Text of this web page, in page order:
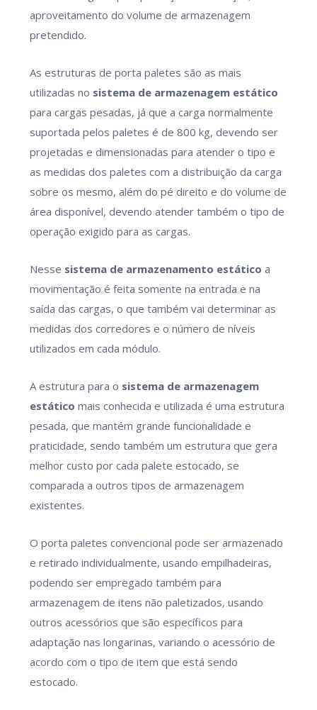
aproveitamento do volume de armazenagem
pretendido.
As estruturas de porta paletes são as mais
utilizadas no sistema de armazenagem estático
para cargas pesadas, já que a carga normalmente
suportada pelos paletes é de 800 kg, devendo ser
projetadas e dimensionadas para atender o tipo e
as medidas dos paletes com a distribuição da carga
sobre os mesmo, além do pé direito e do volume de
área disponível, devendo atender também o tipo de
operação exigido para as cargas.
Nesse sistema de armazenamento estático a
movimentação é feita somente na entrada e na
saída das cargas, o que também vai determinar as
medidas dos corredores e o número de níveis
utilizados em cada módulo.
A estrutura para o sistema de armazenagem
estático mais conhecida e utilizada é uma estrutura
pesada, que mantém grande funcionalidade e
praticidade, sendo também um estrutura que gera
melhor custo por cada palete estocado, se
comparada a outros tipos de armazenagem
existentes.
O porta paletes convencional pode ser armazenado
e retirado individualmente, usando empilhadeiras,
podendo ser empregado também para
armazenagem de itens não paletizados, usando
outros acessórios que são específicos para
adaptação nas longarinas, variando o acessório de
acordo com o tipo de item que está sendo
estocado.